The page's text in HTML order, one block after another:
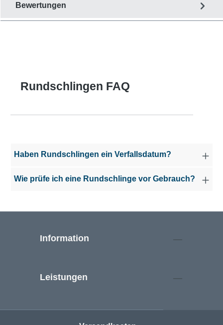
Bewertungen
Rundschlingen FAQ
Haben Rundschlingen ein Verfallsdatum?
Wie prüfe ich eine Rundschlinge vor Gebrauch?
Information
Leistungen